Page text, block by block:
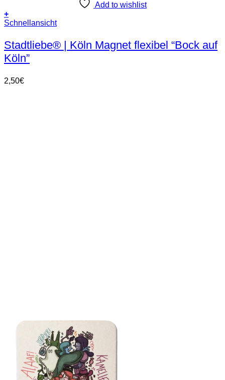
Add to wishlist
+
Schnellansicht
Stadtliebe® | Köln Magnet flexibel “Bock auf
Köln”
2,50€